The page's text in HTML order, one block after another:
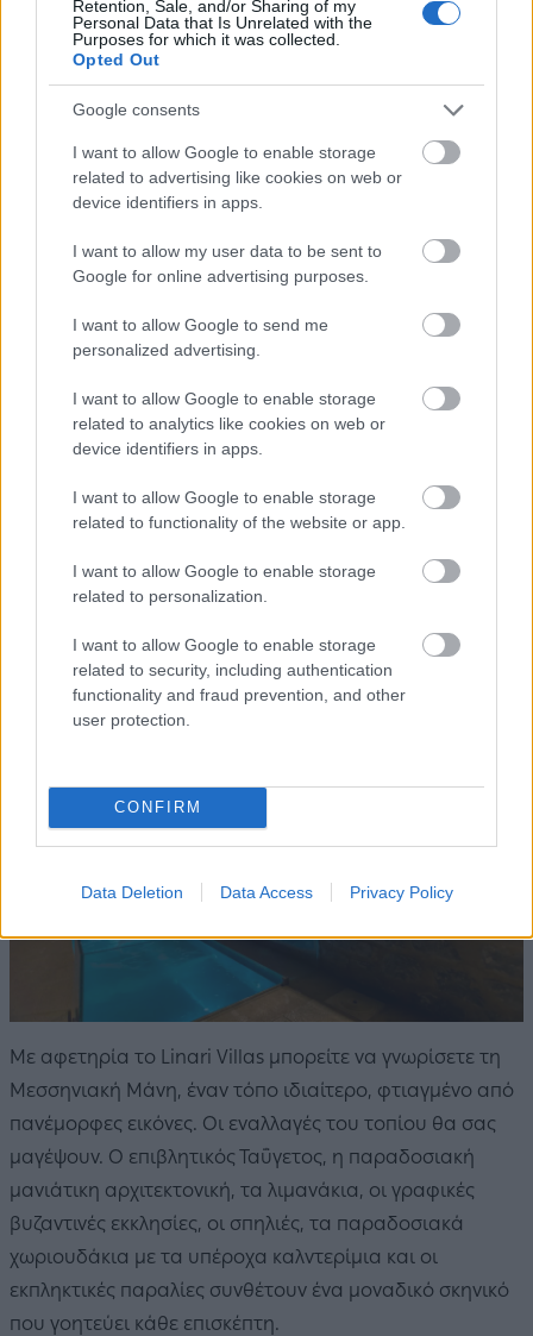
Retention, Sale, and/or Sharing of my
Personal Data that Is Unrelated with the
Purposes for which it was collected.
Opted Out
Google consents
I want to allow Google to enable storage
related to advertising like cookies on web or
device identifiers in apps.
I want to allow my user data to be sent to
Google for online advertising purposes.
I want to allow Google to send me
personalized advertising.
I want to allow Google to enable storage
related to analytics like cookies on web or
device identifiers in apps.
I want to allow Google to enable storage
related to functionality of the website or app.
I want to allow Google to enable storage
related to personalization.
I want to allow Google to enable storage
related to security, including authentication
functionality and fraud prevention, and other
user protection.
CONFIRM
Data Deletion Data Access Privacy Policy
Η Στούπα είναι ένα φημισμένο τουριστικό θέρετρο της
Μεσσηνίας που προσφέρει πολλές επιλογές φαγητού και
κολυμπήσετε σε πεντακάθαρα, γαλαζοπράσινα νερά.
συνδεδεμένη με τον συγγραφέα Νίκο Καζαντζάκη, καθώς
εκεί εμπνεύστηκε το έργο «Βίος και Πολιτεία του Αλέξη
Ζορμπά».
Με αφετηρία το Linari Villas μπορείτε να γνωρίσετε τη
Μεσσηνιακή Μάνη, έναν τόπο ιδιαίτερο, φτιαγμένο από
πανέμορφες εικόνες. Οι εναλλαγές του τοπίου θα σας
μαγέψουν. Ο επιβλητικός Ταΰγετος, η παραδοσιακή
μανιάτικη αρχιτεκτονική, τα λιμανάκια, οι γραφικές
βυζαντινές εκκλησίες, οι σπηλιές, τα παραδοσιακά
χωριουδάκια με τα υπέροχα καλντερίμια και οι
εκπληκτικές παραλίες συνθέτουν ένα μοναδικό σκηνικό
που γοητεύει κάθε επισκέπτη.